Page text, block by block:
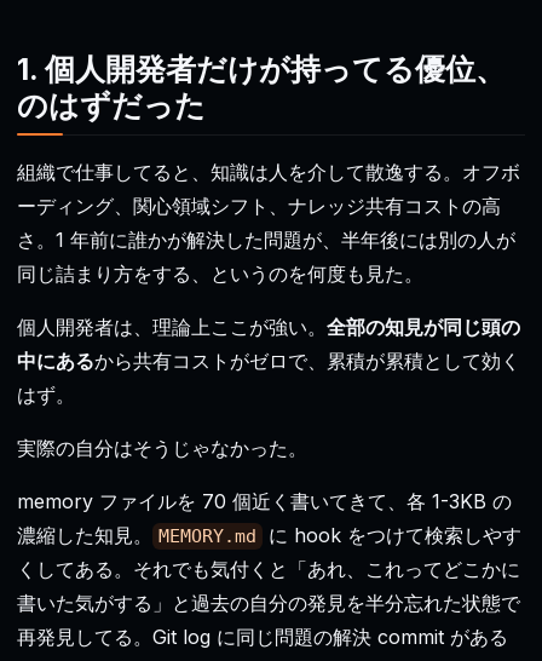
1. 個人開発者だけが持ってる優位、
のはずだった
組織で仕事してると、知識は人を介して散逸する。オフボ
ーディング、関心領域シフト、ナレッジ共有コストの高
さ。1 年前に誰かが解決した問題が、半年後には別の人が
同じ詰まり方をする、というのを何度も見た。
個人開発者は、理論上ここが強い。 全部の知見が同じ頭の
中にあるから共有コストがゼロで、累積が累積として効く
はず。
実際の自分はそうじゃなかった。
memory ファイルを 70 個近く書いてきて、各 1-3KB の
濃縮した知見。
MEMORY.md
に hook をつけて検索しやす
くしてある。それでも気付くと「あれ、これってどこかに
書いた気がする」と過去の自分の発見を半分忘れた状態で
再発見してる。Git log に同じ問題の解決 commit がある